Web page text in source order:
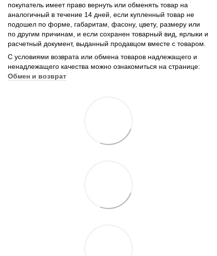
покупатель имеет право вернуть или обменять товар на
аналогичный в течение 14 дней, если купленный товар не
подошел по форме, габаритам, фасону, цвету, размеру или
по другим причинам, и если сохранен товарный вид, ярлыки и
расчетный документ, выданный продавцом вместе с товаром.
С условиями возврата или обмена товаров надлежащего и
ненадлежащего качества можно ознакомиться на странице:
Обмен и возврат